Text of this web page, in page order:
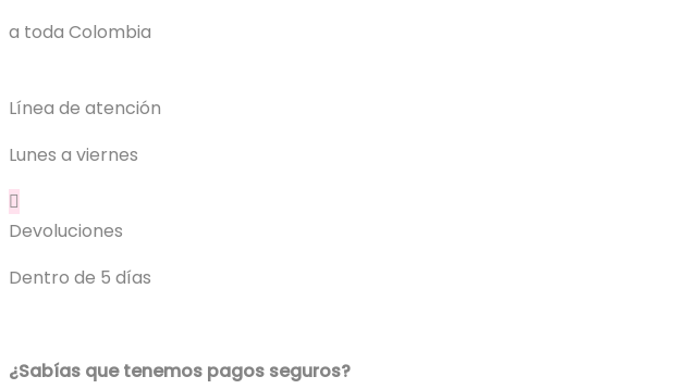
a toda Colombia
Línea de atención
Lunes a viernes
Devoluciones
Dentro de 5 días
¿Sabías que tenemos pagos seguros?